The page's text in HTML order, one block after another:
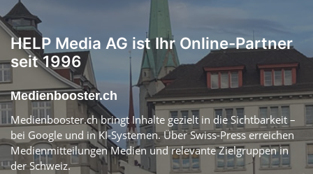
HELP Media AG ist Ihr Online-Partner
seit 1996
Medienbooster.ch
Medienbooster.ch bringt Inhalte gezielt in die Sichtbarkeit –
bei Google und in KI-Systemen. Über Swiss-Press erreichen
Medienmitteilungen Medien und relevante Zielgruppen in
der Schweiz.